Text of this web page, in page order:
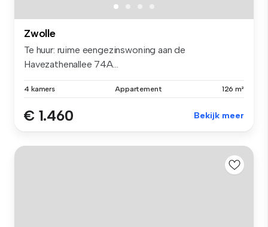
Zwolle
Te huur: ruime eengezinswoning aan de
Havezathenallee 74A...
4 kamers Appartement 126 m²
€ 1.460 Bekijk meer